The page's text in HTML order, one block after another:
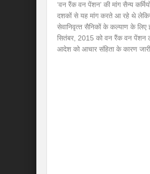
‘वन रैंक वन पेंशन’ की मांग सैन्‍य
दशकों से यह मांग करते आ रहे थे लेकिन
सेवानिवृत्‍त सैनिकों के कल्‍याण के लिए
सितंबर, 2015 को वन रैंक वन पेंशन
आदेश को आचार संहिता के कारण जारी